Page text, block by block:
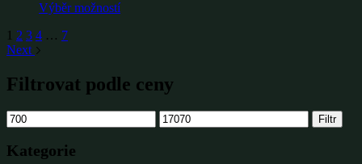
Výběr možností
1 2 3 4 … 7
Next
Filtrovat podle ceny
Minimální
cena
Maximální
cena
Filtr
Kategorie